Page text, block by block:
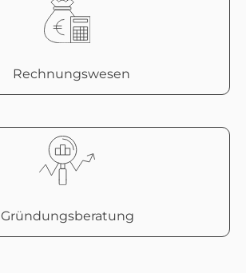
Rechnungswesen
Gründungsberatung